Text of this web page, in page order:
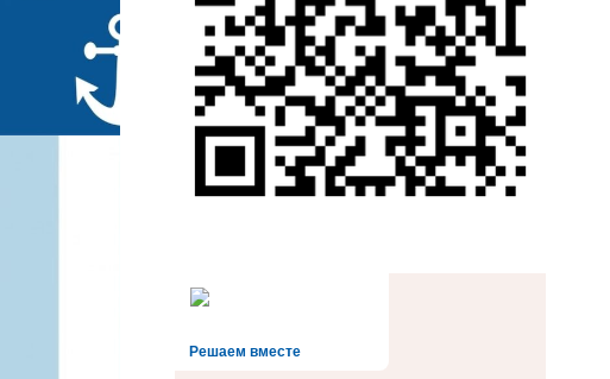
Решаем вместе